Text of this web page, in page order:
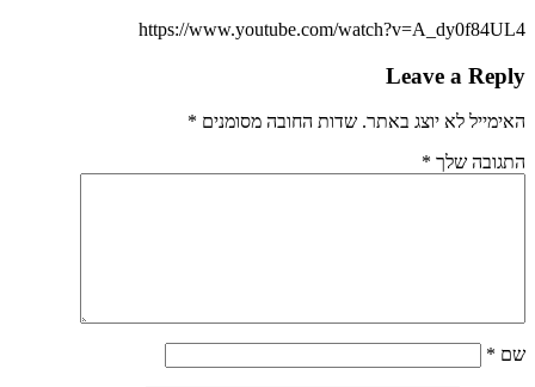
https://www.youtube.com/watch?v=A_dy0f84UL4
Leave a Reply
האימייל לא יוצג באתר. שדות החובה מסומנים *
התגובה שלך *
שם *